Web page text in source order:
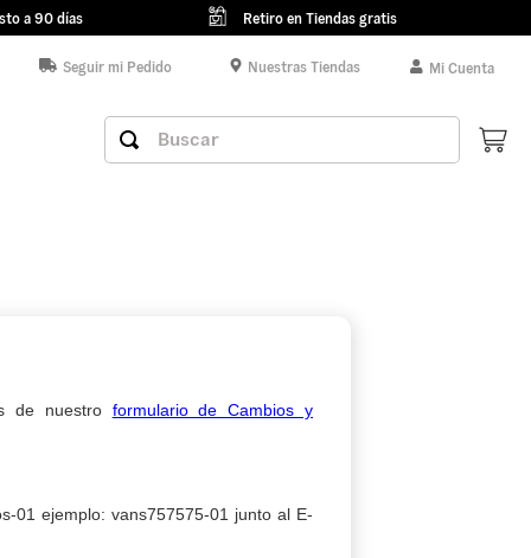
a 90 días Retiro en Tiendas gratis
Seguir mi Pedido Nuestras Tiendas Mi Cuenta
Buscar
de nuestro formulario de Cambios y
01 ejemplo: vans757575-01 junto al E-